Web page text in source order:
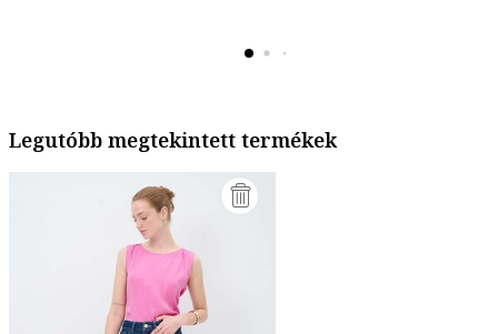
Legutóbb megtekintett termékek